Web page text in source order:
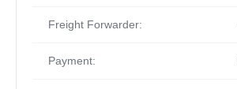
Freight Forwarder:
Payment: